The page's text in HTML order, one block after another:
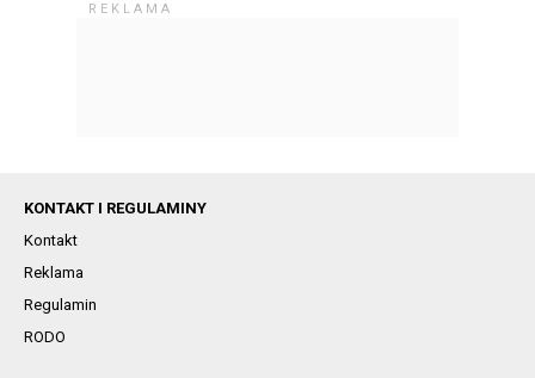
KONTAKT I REGULAMINY
Kontakt
Reklama
Regulamin
RODO